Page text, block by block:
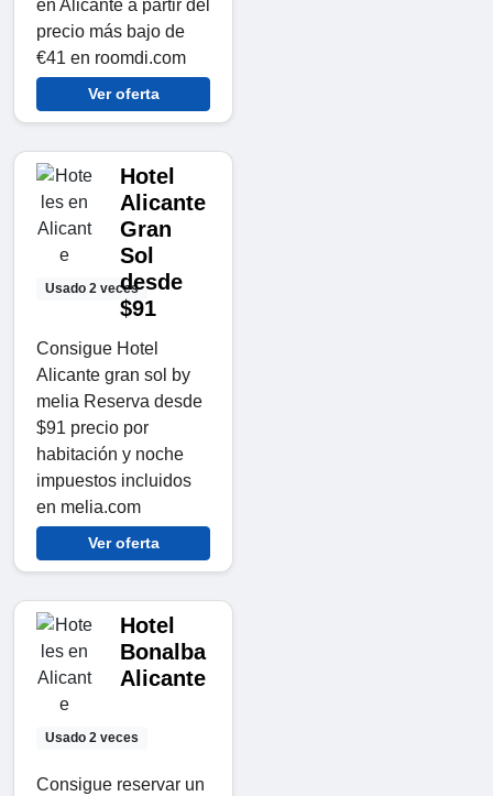
en Alicante a partir del
precio más bajo de
€41 en roomdi.com
Ver oferta
Usado 2 veces
Hotel
Alicante
Gran
Sol
desde
$91
Consigue Hotel
Alicante gran sol by
melia Reserva desde
$91 precio por
habitación y noche
impuestos incluidos
en melia.com
Ver oferta
Usado 2 veces
Hotel
Bonalba
Alicante
Consigue reservar un